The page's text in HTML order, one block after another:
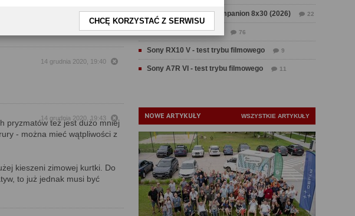
CHCĘ KORZYSTAĆ Z SERWISU
siostre😉) i jest to bardzo zacna
czasy nie podrożało
14 grudnia 2020, 19:40
14 grudnia 2020, 19:43
pryzmatów też jest dużo mniej
- można mieć wątpliwości z
kieszeni zimowej kurtki. Do
to już jednak musi być
Test Swarovski CL Companion 8x30 (2026) 22
Test Fujifilm GFX 100 II 76
Sony RX10 V - test trybu filmowego 9
Sony A7R VI - test trybu filmowego 11
NOWE ARTYKUŁY WSZYSTKIE ARTYKUŁY